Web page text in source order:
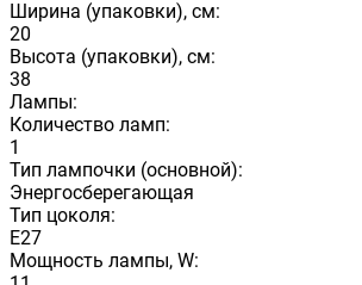
Ширина (упаковки), см:
20
Высота (упаковки), см:
38
Лампы:
Количество ламп:
1
Тип лампочки (основной):
Энергосберегающая
Тип цоколя:
E27
Мощность лампы, W: